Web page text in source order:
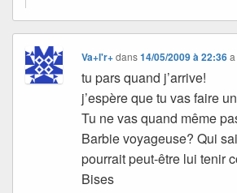
Va+l'r+dans14/05/2009 à 22:36
tu pars quand j’arrive!
j’espère que tu vas faire
Tu ne vas quand même
Barbie voyageuse? Qui
pourrait peut-être lui tenir
Bises